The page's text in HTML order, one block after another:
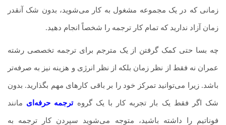
زمانی که در یک مجموعه مشغول به کار می‌شوید، بدون شک آنقدر
زمان آزاد ندارید که تمام کار ترجمه را شخصاً انجام دهید.
چه بسا حتی کمک گرفتن از یک مترجم برای ترجمه تخصصی رشته
عمران نه فقط از نظر زمان بلکه از نظر انرژی و هزینه نیز به صرفه‌تر
باشد. زیرا می‌توانید تمرکز خود را بر باقی کارهای مهم بگذارید. بدون
شک اگر فقط یک بار تجربه کار با یک گروهترجمه حرفه‌ای مانند
فوناتیم را داشته باشید، متوجه می‌شوید سپردن کار ترجمه به